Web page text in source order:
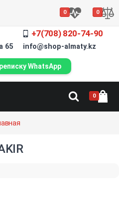
0 0
+7(708) 820-74-90
65 info@shop-almaty.kz
WhatsApp
0